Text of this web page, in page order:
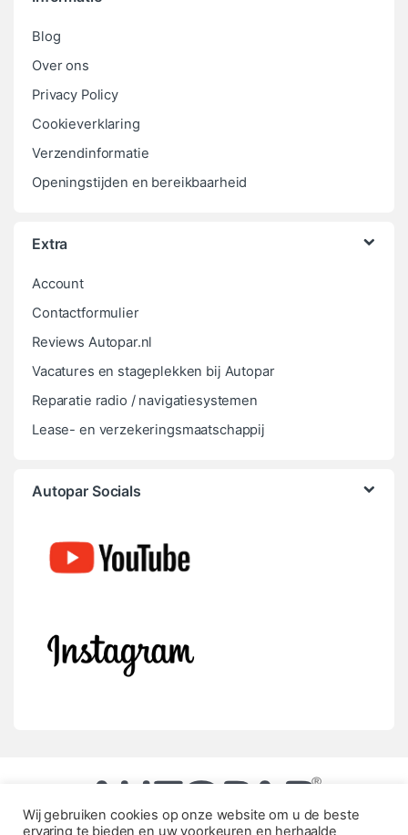
Blog
Over ons
Privacy Policy
Cookieverklaring
Verzendinformatie
Openingstijden en bereikbaarheid
Extra
Account
Contactformulier
Reviews Autopar.nl
Vacatures en stageplekken bij Autopar
Reparatie radio / navigatiesystemen
Lease- en verzekeringsmaatschappij
Autopar Socials
Wij gebruiken cookies op onze website om u de beste
ervaring te bieden en uw voorkeuren en herhaalde